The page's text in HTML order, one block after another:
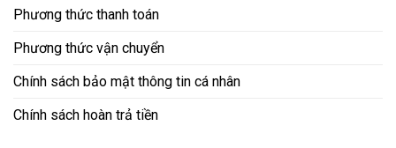
Phương thức thanh toán
Phương thức vận chuyển
Chính sách bảo mật thông tin cá nhân
Chính sách hoàn trả tiền